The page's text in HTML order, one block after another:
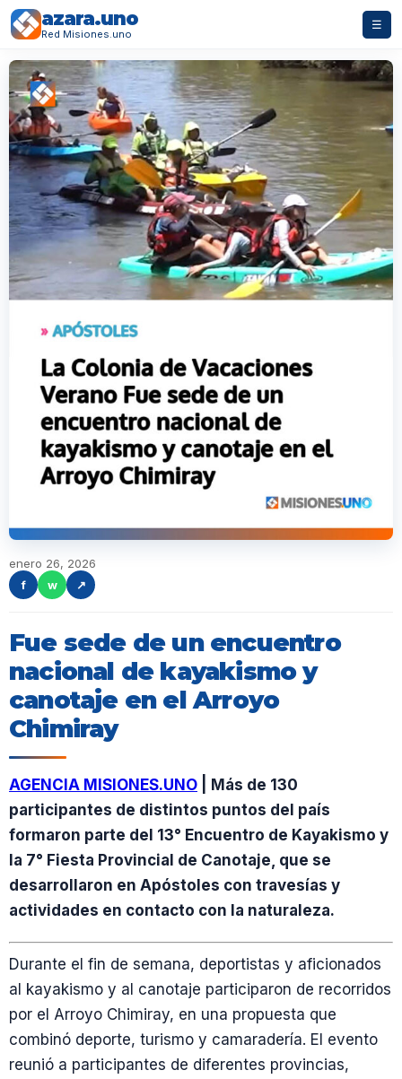
azara.uno
Red Misiones.uno
☰
enero 26, 2026
f
w ↗
Fue sede de un encuentro
nacional de kayakismo y
canotaje en el Arroyo
Chimiray
AGENCIA MISIONES.UNO | Más de 130
participantes de distintos puntos del país
formaron parte del 13° Encuentro de Kayakismo y
la 7° Fiesta Provincial de Canotaje, que se
desarrollaron en Apóstoles con travesías y
actividades en contacto con la naturaleza.
Durante el fin de semana, deportistas y aficionados
al kayakismo y al canotaje participaron de recorridos
por el Arroyo Chimiray, en una propuesta que
combinó deporte, turismo y camaradería. El evento
reunió a participantes de diferentes provincias,